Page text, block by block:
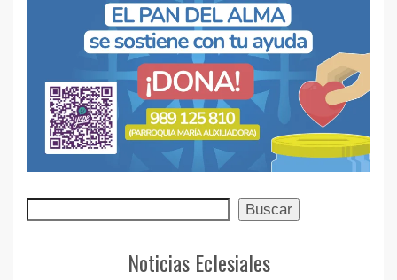
Buscar Buscar
Noticias Eclesiales